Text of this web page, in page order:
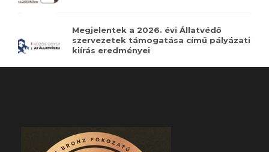
Megjelentek a 2026. évi Állatvédő
szervezetek támogatása című pályázati
kiírás eredményei